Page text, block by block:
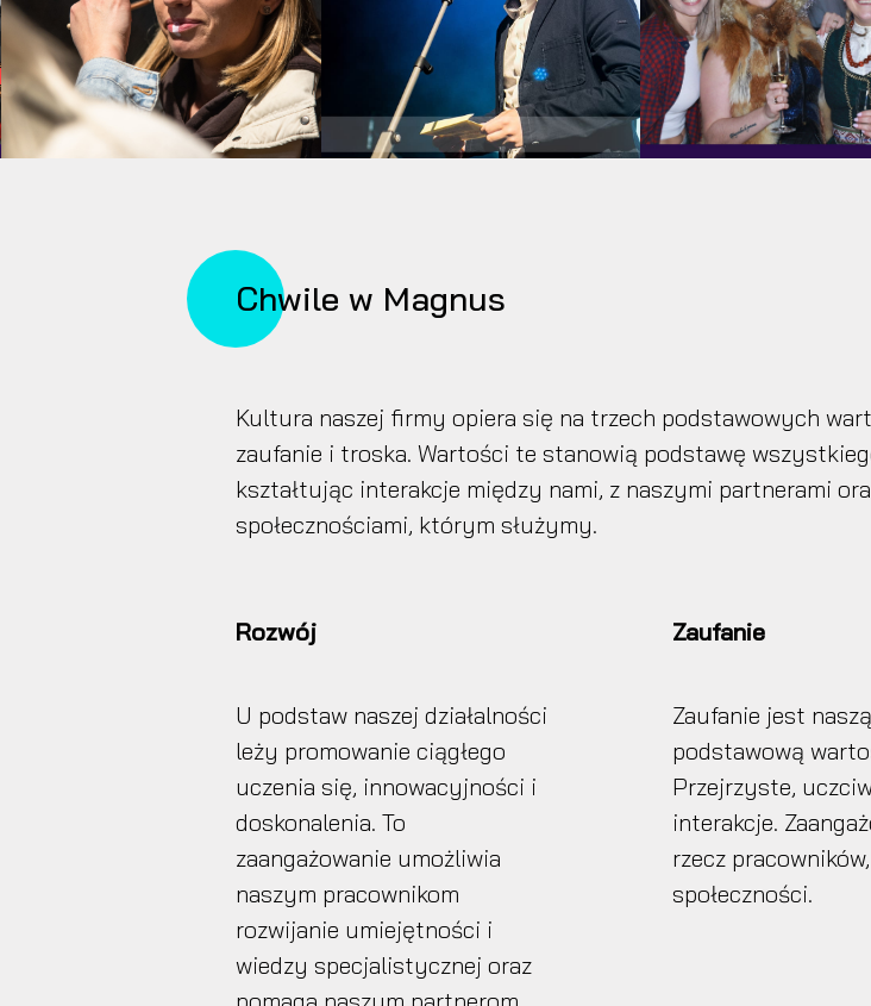
Chwile w Magnus
Kultura naszej firmy opiera się na trzech podstawowych
zaufanie i troska. Wartości te stanowią podstawę
kształtując interakcje między nami, z naszymi partnerami
społecznościami, którym służymy.
Rozwój
U podstaw naszej działalności
leży promowanie ciągłego
uczenia się, innowacyjności i
doskonalenia. To
zaangażowanie umożliwia
naszym pracownikom
rozwijanie umiejętności i
wiedzy specjalistycznej oraz
Zaufanie
Zaufanie jest naszą
podstawową
Przejrzyste,
interakcje.
rzecz
społeczności.